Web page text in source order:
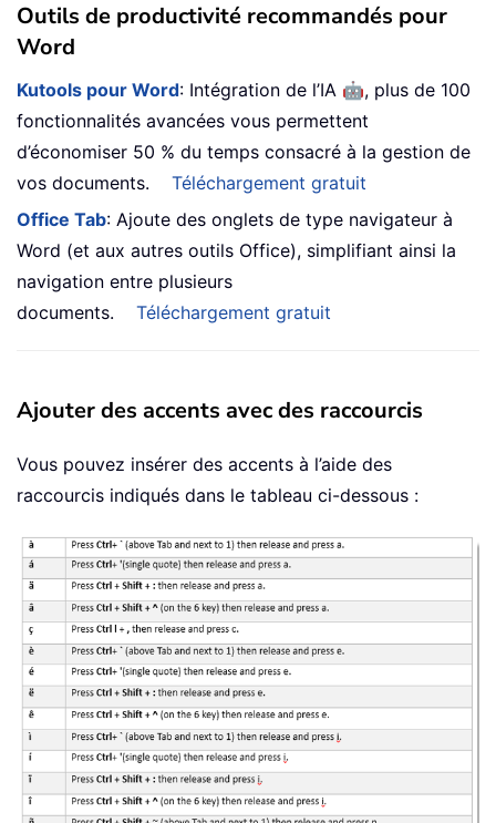
Outils de productivité recommandés pour
Word
Kutools pour Word: Intégration de l’IA 🤖, plus de 100
fonctionnalités avancées vous permettent
d’économiser 50 % du temps consacré à la gestion de
vos documents.
Téléchargement gratuit
Office Tab: Ajoute des onglets de type navigateur à
Word (et aux autres outils Office), simplifiant ainsi la
navigation entre plusieurs
documents.
Téléchargement gratuit
Ajouter des accents avec des raccourcis
Vous pouvez insérer des accents à l’aide des
raccourcis indiqués dans le tableau ci-dessous :